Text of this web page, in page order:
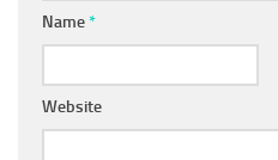
Name*
Website